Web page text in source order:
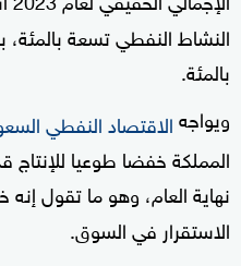
بالمئة.
ويواجهالاقتصاد النفطي
المملكة خفضا طوعيا للإنتاج
نهاية العام، وهو ما تقول
الاستقرار في السوق.